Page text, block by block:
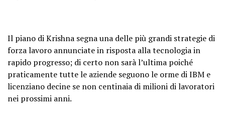
Il piano di Krishna segna una delle più grandi strategie di
forza lavoro annunciate in risposta alla tecnologia in
rapido progresso; di certo non sarà l’ultima poiché
praticamente tutte le aziende seguono le orme di IBM e
licenziano decine se non centinaia di milioni di lavoratori
nei prossimi anni.